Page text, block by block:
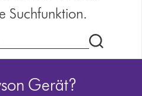
Suchfunktion.
Dyson.ch
Gerät?